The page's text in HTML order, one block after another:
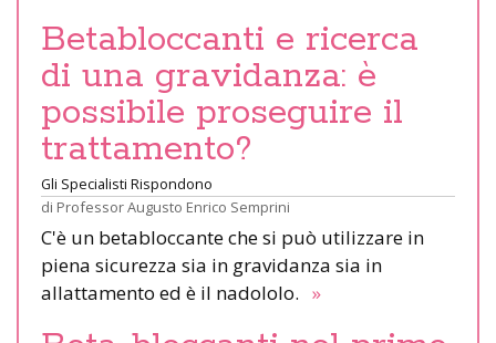
Betabloccanti e ricerca
di una gravidanza: è
possibile proseguire il
trattamento?
Gli Specialisti Rispondono
di Professor Augusto Enrico Semprini
C'è un betabloccante che si può utilizzare in
piena sicurezza sia in gravidanza sia in
allattamento ed è il nadololo. »